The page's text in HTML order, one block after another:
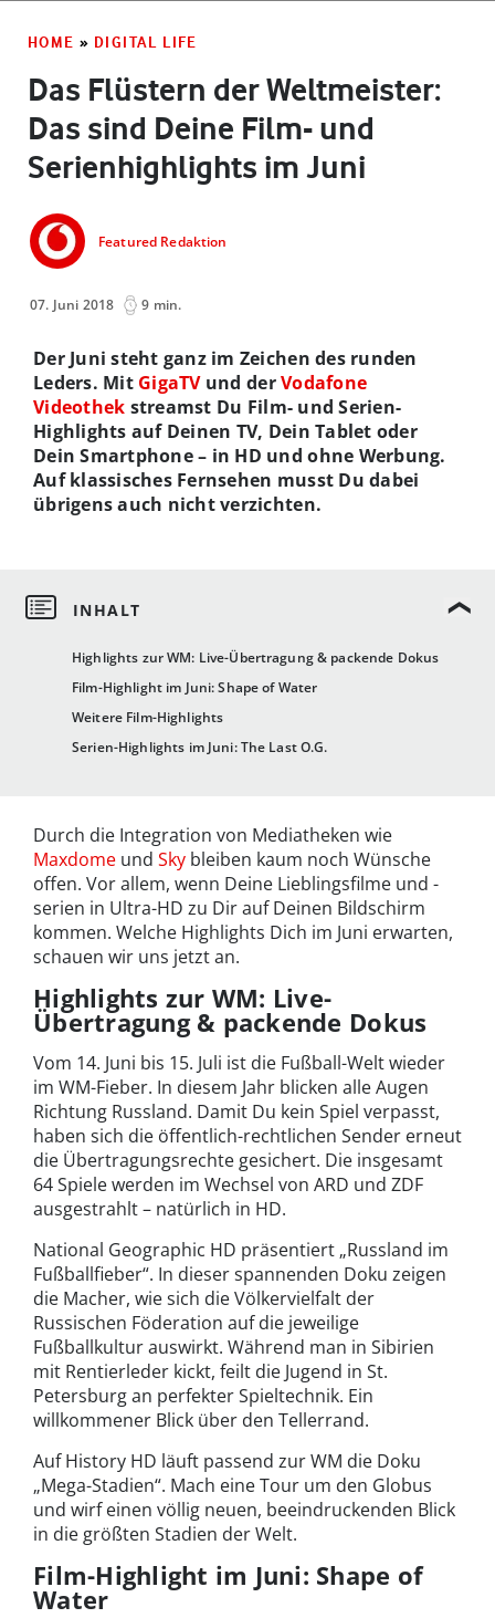
HOME » DIGITAL LIFE
Das Flüstern der Weltmeister:
Das sind Deine Film- und
Serienhighlights im Juni
Featured Redaktion
07. Juni 2018 9 min.
Highlights zur WM: Live-Übertragung & packende Dokus
Film-Highlight im Juni: Shape of Water
Weitere Film-Highlights
Serien-Highlights im Juni: The Last O.G.
Der Juni steht ganz im Zeichen des runden
Leders. Mit GigaTVund derVodafone
Videothek streamst Du Film- und Serien-
Highlights auf Deinen TV, Dein Tablet oder
Dein Smartphone – in HD und ohne Werbung.
Auf klassisches Fernsehen musst Du dabei
übrigens auch nicht verzichten.
Durch die Integration von Mediatheken wie
Maxdome und Sky bleiben kaum noch Wünsche
offen. Vor allem, wenn Deine Lieblingsfilme und -
serien in Ultra-HD zu Dir auf Deinen Bildschirm
kommen. Welche Highlights Dich im Juni erwarten,
schauen wir uns jetzt an.
Highlights zur WM: Live-
Übertragung & packende Dokus
Vom 14. Juni bis 15. Juli ist die Fußball-Welt wieder
im WM-Fieber. In diesem Jahr blicken alle Augen
Richtung Russland. Damit Du kein Spiel verpasst,
haben sich die öffentlich-rechtlichen Sender erneut
die Übertragungsrechte gesichert. Die insgesamt
64 Spiele werden im Wechsel von ARD und ZDF
ausgestrahlt – natürlich in HD.
National Geographic HD präsentiert „Russland im
Fußballfieber“. In dieser spannenden Doku zeigen
die Macher, wie sich die Völkervielfalt der
Russischen Föderation auf die jeweilige
Fußballkultur auswirkt. Während man in Sibirien
mit Rentierleder kickt, feilt die Jugend in St.
Petersburg an perfekter Spieltechnik. Ein
willkommener Blick über den Tellerrand.
Auf History HD läuft passend zur WM die Doku
„Mega-Stadien“. Mach eine Tour um den Globus
und wirf einen völlig neuen, beeindruckenden Blick
in die größten Stadien der Welt.
Film-Highlight im Juni: Shape of
Water